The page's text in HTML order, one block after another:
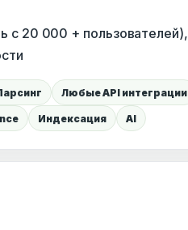
с 20 000 + пользователей),
Любые API интеграции
Индексация AI